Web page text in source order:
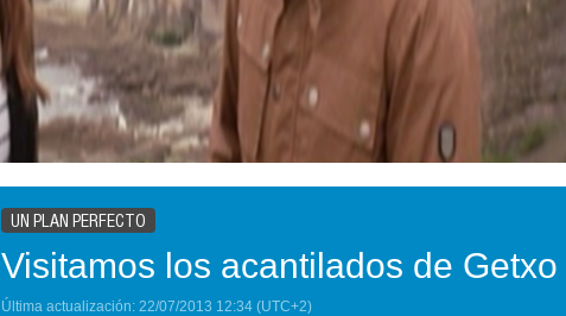
UN PLAN PERFECTO
Visitamos los acantilados de Getxo
Última actualización: 22/07/2013 12:34 (UTC+2)